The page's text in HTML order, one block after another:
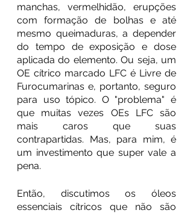
manchas, vermelhidão, erupções
com formação de bolhas e até
mesmo queimaduras, a depender
do tempo de exposição e dose
aplicada do elemento. Ou seja, um
OE cítrico marcado LFC é Livre de
Furocumarinas e, portanto, seguro
para uso tópico. O "problema" é
que muitas vezes OEs LFC são
mais caros que suas
contrapartidas. Mas, para mim, é
um investimento que super vale a
pena.
Então, discutimos os óleos
essenciais cítricos que não são